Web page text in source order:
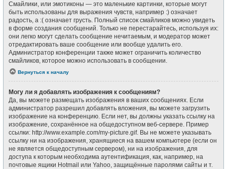
Смайлики, или эмотиконы — это маленькие картинки, которые могут
быть использованы для выражения чувств, например :) означает
радость, а :( означает грусть. Полный список смайликов можно увидеть
в форме создания сообщений. Только не перестарайтесь, используя их:
они легко могут сделать сообщение нечитаемым, и модератор может
отредактировать ваше сообщение или вообще удалить его.
Администратор конференции также может ограничить количество
смайликов, которое можно использовать в сообщении.
Вернуться к началу
Могу ли я добавлять изображения к сообщениям?
Да, вы можете размещать изображения в ваших сообщениях. Если
администратор разрешил добавлять вложения, вы можете загрузить
изображение на конференцию. Если нет, вы должны указать ссылку на
изображение, сохранённое на общедоступном веб-сервере. Пример
ссылки: http://www.example.com/my-picture.gif. Вы не можете указывать
ссылку ни на изображения, хранящиеся на вашем компьютере (если он
не является общедоступным сервером), ни на изображения, для
доступа к которым необходима аутентификация, как, например, на
почтовые ящики Hotmail или Yahoo, защищённые паролями сайты и т.